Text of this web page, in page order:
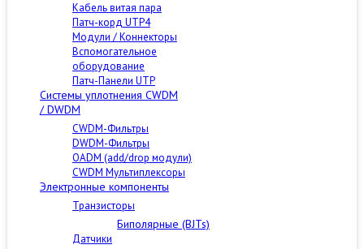
Кабель витая пара
Патч-корд UTP4
Модули / Коннекторы
Вспомогательное
оборудование
Патч-Панели UTP
Cистемы уплотнения CWDM
/ DWDM
CWDM-Фильтры
DWDM-Фильтры
OADM (add/drop модули)
CWDM Мультиплексоры
Электронные компоненты
Транзисторы
Биполярные (BJTs)
Датчики